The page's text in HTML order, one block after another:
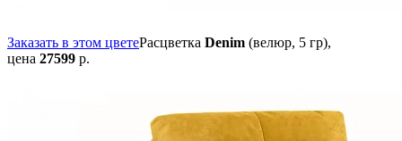
Заказать в этом цветеРасцветка Denim (велюр, 5 гр),
цена 27599 р.